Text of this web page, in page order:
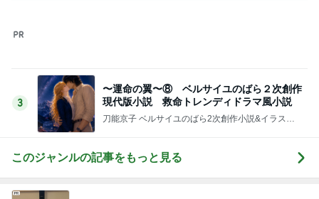
3
〜運命の翼〜⑧ ベルサイユのばら２次創作
現代版小説 救命トレンディドラマ風小説
刀能京子 ベルサイユのばら2次創作小説&イラスト
このジャンルの記事をもっと見る